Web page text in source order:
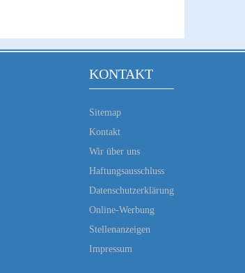
KONTAKT
Sitemap
Kontakt
Wir über uns
Haftungsausschluss
Datenschutzerklärung
Online-Werbung
Stellenanzeigen
Impressum